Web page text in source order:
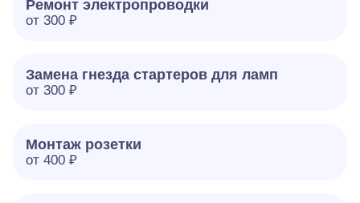
Ремонт электропроводки
от 300 ₽
Замена гнезда стартеров для ламп
от 300 ₽
Монтаж розетки
от 400 ₽